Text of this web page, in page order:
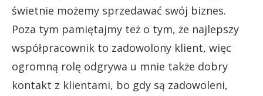
świetnie możemy sprzedawać swój biznes.
Poza tym pamiętajmy też o tym, że najlepszy
współpracownik to zadowolony klient, więc
ogromną rolę odgrywa u mnie także dobry
kontakt z klientami, bo gdy są zadowoleni,